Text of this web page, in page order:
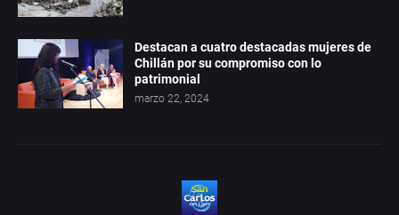
Destacan a cuatro destacadas mujeres de
Chillán por su compromiso con lo
patrimonial
marzo 22, 2024